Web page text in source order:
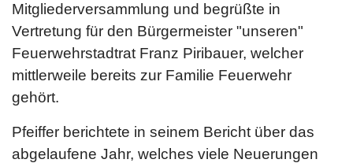
Mitgliederversammlung und begrüßte in
Vertretung für den Bürgermeister "unseren"
Feuerwehrstadtrat Franz Piribauer, welcher
mittlerweile bereits zur Familie Feuerwehr
gehört.
Pfeiffer berichtete in seinem Bericht über das
abgelaufene Jahr, welches viele Neuerungen